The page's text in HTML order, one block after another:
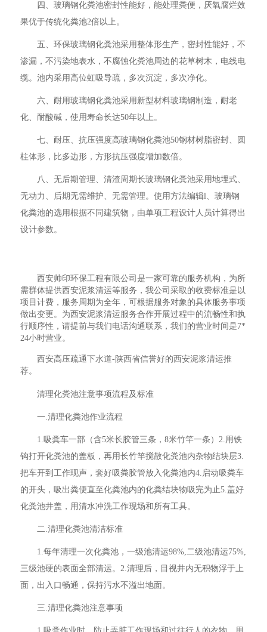
四、玻璃钢化粪池密封性能好，能处理粪便，厌氧腐烂效
果优于传统化粪池2倍以上。
五、环保玻璃钢化粪池采用整体形生产，密封性能好，不
渗漏，不污染地表水，不腐蚀化粪池周边的花草树木，电线电
缆。池内采用高位虹吸导疏，多次沉淀，多次净化。
六、耐用玻璃钢化粪池采用新型材料玻璃钢制造，耐老
化、耐酸碱，使用寿命长达50年以上。
七、耐压、抗压强度高玻璃钢化粪池50钢材树脂密封、圆
柱体形，比多边形，方形抗压强度增加数倍。
八、无后期管理、清渣周期长玻璃钢化粪池采用地埋式、
无动力、后期无需维护、无需管理。使用方法编辑l、玻璃钢
化粪池的选用根据不同建筑物，由单项工程设计人员计算得出
设计参数。
西安帅印环保工程有限公司是一家可靠的服务机构，为所
需群体提供西安泥浆清运等服务，我公司采取的收费标准是以
项目计费，服务周期为全年，可根据服务对象的具体服务事项
做出变更。为西安泥浆清运服务合作开展过程中的流畅性和执
行顺序性，请提前与我们电话沟通联系，我们的营业时间是7*
24小时营业。
西安高压疏通下水道-陕西省信誉好的西安泥浆清运推
荐。
清理化粪池注意事项流程及标准
一.清理化粪池作业流程
1.吸粪车一部（含5米长胶管三条，8米竹竿一条）2.用铁
钩打开化粪池的盖板，再用长竹竿搅散化粪池内杂物结块层3.
把车开到工作现声，套好吸粪胶管放入化粪池内4.启动吸粪车
的开头，吸出粪便直至化粪池内的化粪结块物吸完为止5.盖好
化粪池井盖，用清水冲洗工作现场和所有工具。
二.清理化粪池清洁标准
1.每年清理一次化粪池，一级池清运98%,二级池清运75%,
三级池硬的表面全部清运。2.清理后，目视井内无积物浮于上
面，出入口畅通，保持污水不溢出地面。
三.清理化粪池注意事项